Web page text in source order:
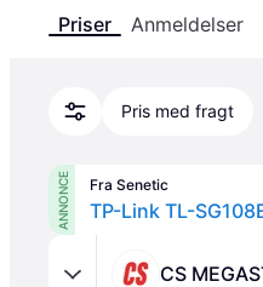
Priser Anmeldelser
Pris med fragt
ANNONCE Fra Senetic
CS